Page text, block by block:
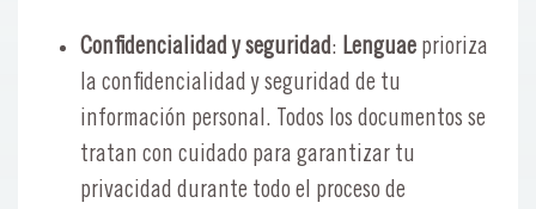
Confidencialidad y seguridad: Lenguae prioriza
la confidencialidad y seguridad de tu
información personal. Todos los documentos se
tratan con cuidado para garantizar tu
privacidad durante todo el proceso de